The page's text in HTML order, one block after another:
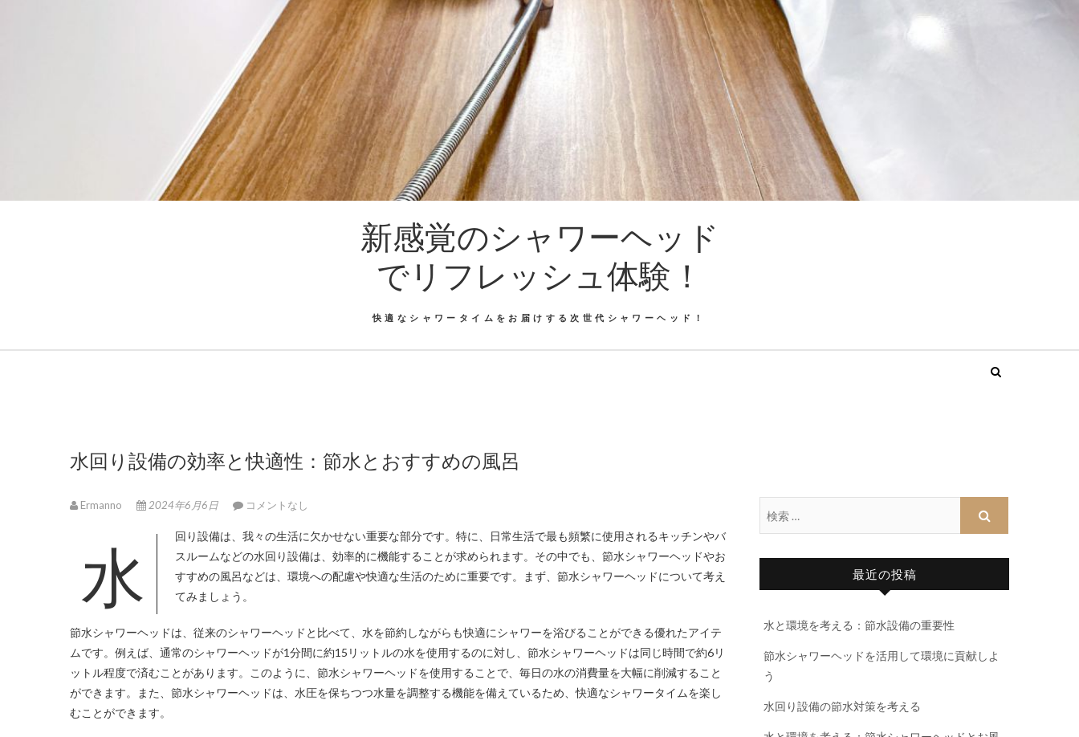
新感覚のシャワーヘッド
でリフレッシュ体験！
快適なシャワータイムをお届けする次世代シャワーヘッド！
水回り設備の効率と快適性：節水とおすすめの風呂
Ermanno 2024年6月6日 コメントなし
水回り設備は、我々の生活に欠かせない重要な部分です。 特に、日常生活で最も頻繁に使用されるキッチンやバ
スルームなどの水回り設備は、効率的に機能することが求められます。その中でも、節水シャワーヘッドやお
すすめの風呂などは、環境への配慮や快適な生活のために重要です。まず、節水シャワーヘッドについて考え
てみましょう。
節水シャワーヘッドは、従来のシャワーヘッドと比べて、水を節約しながらも快適にシャワーを浴びることができる優れたアイテ
ムです。例えば、通常のシャワーヘッドが1分間に約15リットルの水を使用するのに対し、節水シャワーヘッドは同じ時間で約6リ
ットル程度で済むことがあります。このように、節水シャワーヘッドを使用することで、毎日の水の消費量を大幅に削減すること
ができます。また、節水シャワーヘッドは、水圧を保ちつつ水量を調整する機能を備えているため、快適なシャワータイムを楽し
むことができます。
最近の投稿
水と環境を考える：節水設備の重要性
節水シャワーヘッドを活用して環境に貢献しよ
う
水回り設備の節水対策を考える